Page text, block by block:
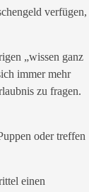
verfügen,
„wissen ganz
immer mehr
zu fragen.
oder treffen
einen